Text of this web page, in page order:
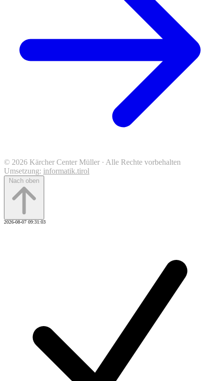
© 2026 Kärcher Center Müller · Alle Rechte vorbehalten
Umsetzung: informatik.tirol
Nach oben
2026-08-07 09:31:03